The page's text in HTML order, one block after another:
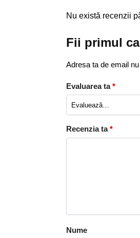
Nu există recenzii
Fii primul
Adresa ta de email
Evaluarea ta*
Recenzia ta*
Nume